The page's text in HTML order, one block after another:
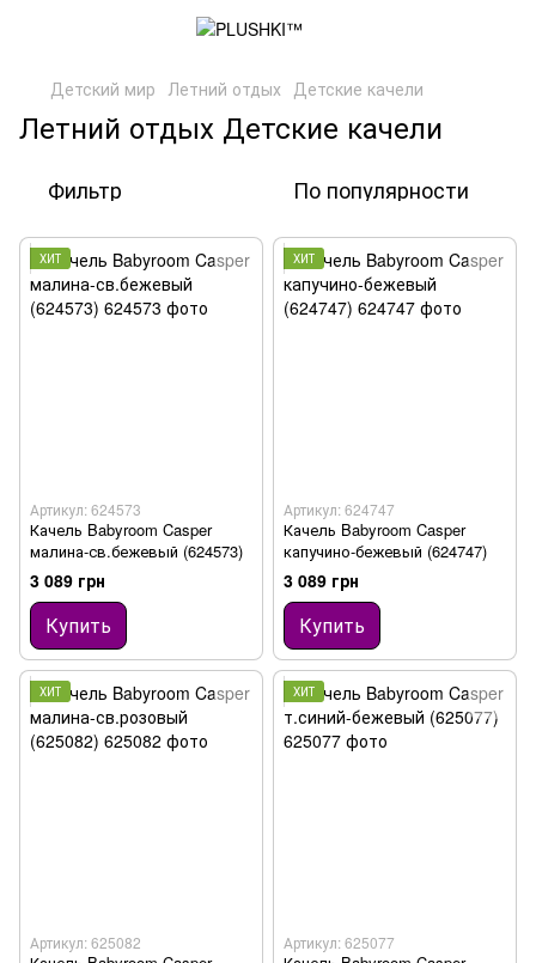
Детский мир Летний отдых Детские качели
Летний отдых Детские качели
Фильтр По популярности
ХИТ
Артикул: 624573
Качель Babyroom Casper
малина-св.бежевый (624573)
3 089 грн
Купить
ХИТ
Артикул: 624747
Качель Babyroom Casper
капучино-бежевый (624747)
3 089 грн
Купить
ХИТ
Артикул: 625082
ХИТ
Артикул: 625077